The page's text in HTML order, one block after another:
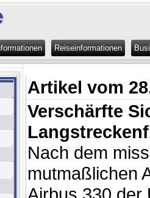
Artikel vom
Verschärfte
Nach dem
mutmaßlichen
Reiseinformationen